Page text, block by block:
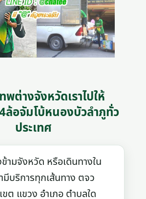
พต่างจังหวัดเราไปให้
ล้อจัมโบ้หนองบัวลำภูทั่ว
ประเทศ
มจังหวัด หรือเดินทางใน
มีบริการทุกเส้นทาง ตจว
ต แขวง อำเภอ ตำบลใด